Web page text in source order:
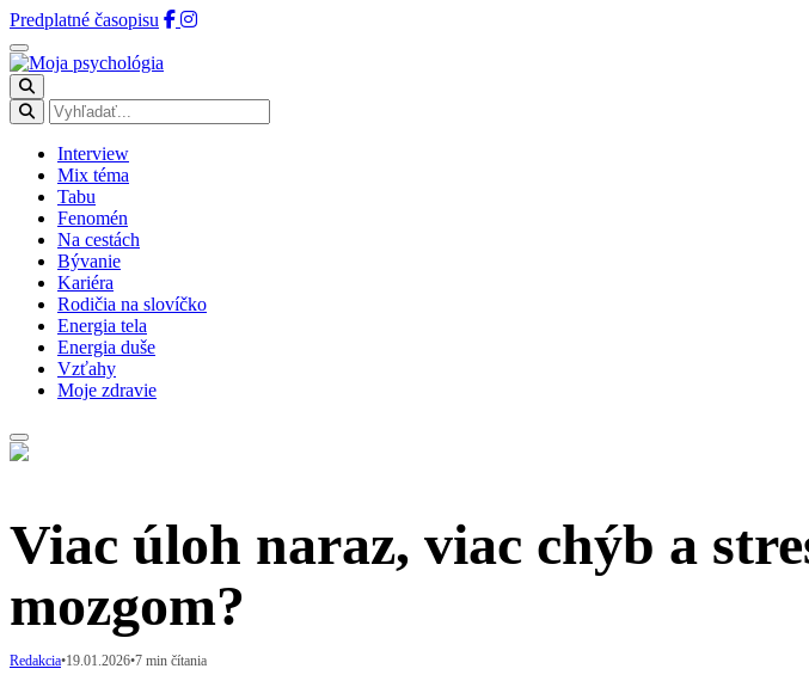
Predplatné časopisu
Interview
Mix téma
Tabu
Fenomén
Na cestách
Bývanie
Kariéra
Rodičia na slovíčko
Energia tela
Energia duše
Vzťahy
Moje zdravie
Viac úloh naraz, viac chýb a
mozgom?
Redakcia•19.01.2026•7 min čítania